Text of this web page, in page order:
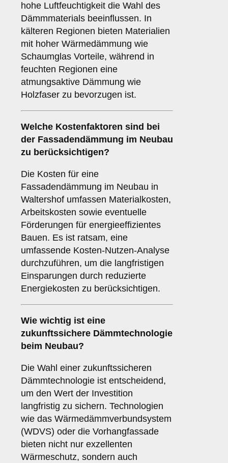
hohe Luftfeuchtigkeit die Wahl des
Dämmmaterials beeinflussen. In
kälteren Regionen bieten Materialien
mit hoher Wärmedämmung wie
Schaumglas Vorteile, während in
feuchten Regionen eine
atmungsaktive Dämmung wie
Holzfaser zu bevorzugen ist.
Welche Kostenfaktoren sind bei
der Fassadendämmung im Neubau
zu berücksichtigen?
Die Kosten für eine
Fassadendämmung im Neubau in
Waltershof umfassen Materialkosten,
Arbeitskosten sowie eventuelle
Förderungen für energieeffizientes
Bauen. Es ist ratsam, eine
umfassende Kosten-Nutzen-Analyse
durchzuführen, um die langfristigen
Einsparungen durch reduzierte
Energiekosten zu berücksichtigen.
Wie wichtig ist eine
zukunftssichere Dämmtechnologie
beim Neubau?
Die Wahl einer zukunftssicheren
Dämmtechnologie ist entscheidend,
um den Wert der Investition
langfristig zu sichern. Technologien
wie das Wärmedämmverbundsystem
(WDVS) oder die Vorhangfassade
bieten nicht nur exzellenten
Wärmeschutz, sondern auch